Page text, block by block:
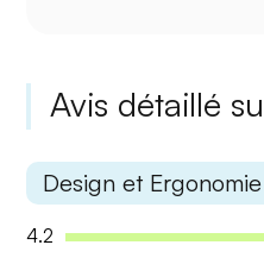
Avis détaillé
Design et Ergonomie
4.2